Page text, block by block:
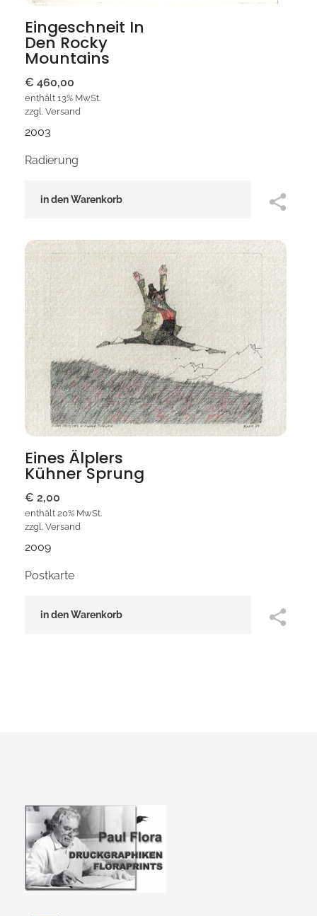
Eingeschneit In
Den Rocky
Mountains
€ 460,00
enthält 13% MwSt.
zzgl. Versand
2003
Radierung
in den Warenkorb
Eines Älplers
Kühner Sprung
€ 2,00
enthält 20% MwSt.
zzgl. Versand
2009
Postkarte
in den Warenkorb